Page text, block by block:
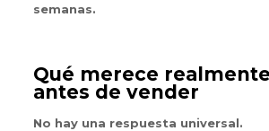
semanas.
Qué merece
antes de vender
No hay una respuesta universal.